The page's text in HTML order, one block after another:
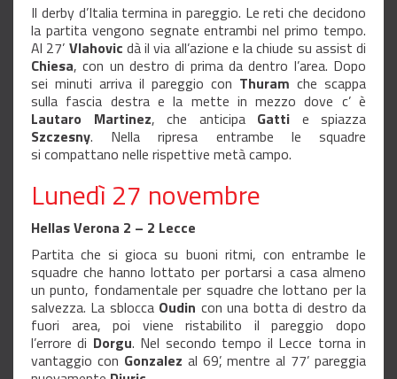
Il derby d’Italia termina in pareggio. Le reti che decidono
la partita vengono segnate entrambi nel primo tempo.
Al 27’ Vlahovic dà il via all’azione e la chiude su assist di
Chiesa, con un destro di prima da dentro l’area. Dopo
sei minuti arriva il pareggio con Thuram che scappa
sulla fascia destra e la mette in mezzo dove c’ è
Lautaro Martinez, che anticipa Gatti e spiazza
Szczesny. Nella ripresa entrambe le squadre
si compattano nelle rispettive metà campo.
Lunedì 27 novembre
Hellas Verona 2 – 2 Lecce
Partita che si gioca su buoni ritmi, con entrambe le
squadre che hanno lottato per portarsi a casa almeno
un punto, fondamentale per squadre che lottano per la
salvezza. La sblocca Oudin con una botta di destro da
fuori area, poi viene ristabilito il pareggio dopo
l’errore di Dorgu. Nel secondo tempo il Lecce torna in
vantaggio con Gonzalez al 69’, mentre al 77’ pareggia